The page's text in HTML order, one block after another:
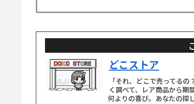
どこストア
「それ、どこで売ってる
く調べて、レア商品から期
何よりの喜び。あなたの探